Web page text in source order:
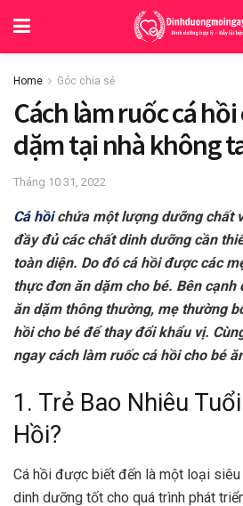
Home Góc chia sẻ
Cách làm ruốc cá
dặm tại nhà không
Tháng 10 31, 2022
Cá hồichứa một lượng dưỡng chất
đầy đủ các chất dinh dưỡng cần
toàn diện. Do đó cá hồi được các
thực đơn ăn dặm cho bé. Bên cạnh
ăn dặm thông thường, mẹ thường
hồi cho bé để thay đổi khẩu vị.
ngay cách làm ruốc cá hồi cho bé
1. Trẻ Bao Nhiêu
Hồi?
Cá hồi được biết đến là một loại
dinh dưỡng tốt cho quá trình phát